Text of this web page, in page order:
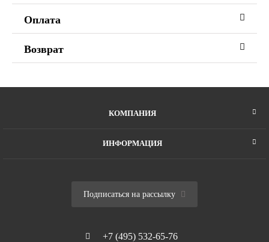
Оплата
Возврат
КОМПАНИЯ
ИНФОРМАЦИЯ
Подписаться на рассылку
+7 (495) 532-65-76